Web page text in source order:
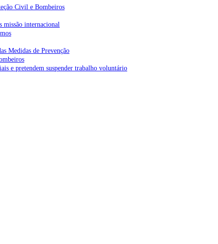
Civil e Bombeiros
missão internacional
Medidas de Prevenção
e pretendem suspender trabalho voluntário